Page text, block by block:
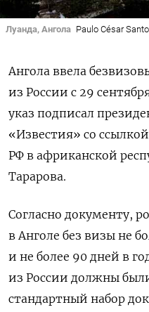
Луанда, Ангола Paulo César
Ангола ввела
из России с 29
указ подписал
«Известия» со
РФ в африканской
Тарарова.
Согласно документу,
в Анголе без визы не
и не более 90 дней в
из России должны
стандартный набор